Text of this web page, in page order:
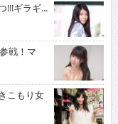
!!!ギラギ...
戦！マ
こもり女